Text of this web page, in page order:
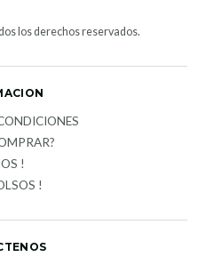
los derechos reservados.
!
!